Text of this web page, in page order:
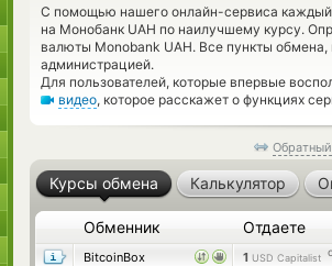
С помощью нашего онлайн-сервиса каждый
на Монобанк UAH по наилучшему курсу.
валюты Monobank UAH. Все пункты
администрацией.
Для пользователей, которые впервые
видео, которое расскажет о функциях
Курсы обмена Калькулятор
Обменник Отдаете
BitcoinBox 1 USD Capitalist